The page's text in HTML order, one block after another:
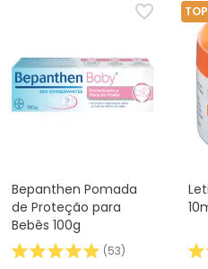
Bepanthen Pomada
de Proteção para
Bebês 100g
(53)